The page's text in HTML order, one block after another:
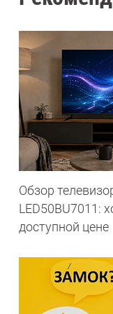
Обзор
LED50BU7011:
доступной цене